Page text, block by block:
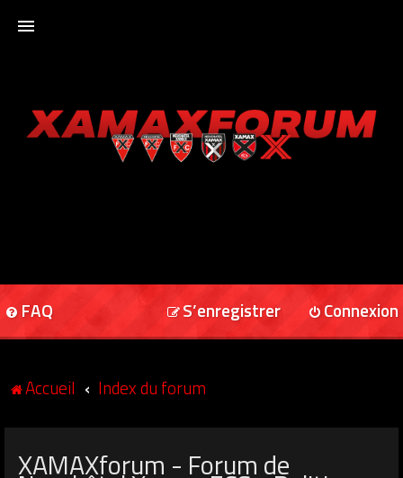
XAMAXFORUM
FAQ Connexion
S’enregistrer
Accueil Index du forum
XAMAXforum - Forum de